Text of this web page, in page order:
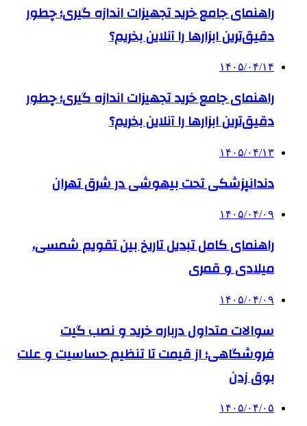
راهنمای جامع خرید تجهیزات اندازه گیری؛ چطور
دقیق‌ترین ابزارها را آنلاین بخریم؟
۱۴۰۵/۰۴/۱۴
راهنمای جامع خرید تجهیزات اندازه گیری؛ چطور
دقیق‌ترین ابزارها را آنلاین بخریم؟
۱۴۰۵/۰۴/۱۳
دندانپزشکی تحت بیهوشی در شرق تهران
۱۴۰۵/۰۴/۰۹
راهنمای کامل تبدیل تاریخ بین تقویم شمسی،
میلادی و قمری
۱۴۰۵/۰۴/۰۹
سوالات متداول درباره خرید و نصب گیت
فروشگاهی؛ از قیمت تا تنظیم حساسیت و علت
بوق زدن
۱۴۰۵/۰۴/۰۵